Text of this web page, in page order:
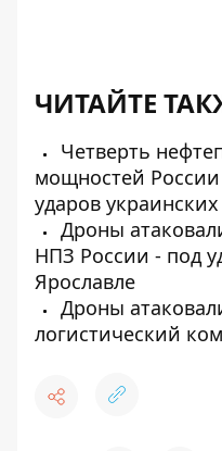
ЧИТАЙТЕ
Четверть
мощностей России
ударов
Дроны
НПЗ России - под
Ярославле
Дроны
логистический